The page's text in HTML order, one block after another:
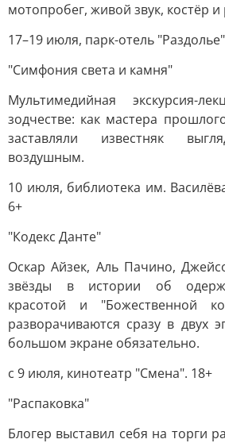
мотопробег, живой звук, костёр
17–19 июля, парк-отель
"Симфония света и камня"
Мультимедийная экскурсия-
зодчестве: как мастера
заставляли известняк
воздушным.
10 июля, библиотека им.
6+
"Кодекс Данте"
Оскар Айзек, Аль Пачино,
звёзды в истории об
красотой и "Божественной
разворачиваются сразу в двух
большом экране обязательно.
с 9 июля, кинотеатр "Смена". 18+
"Распаковка"
Блогер выставил себя на торги